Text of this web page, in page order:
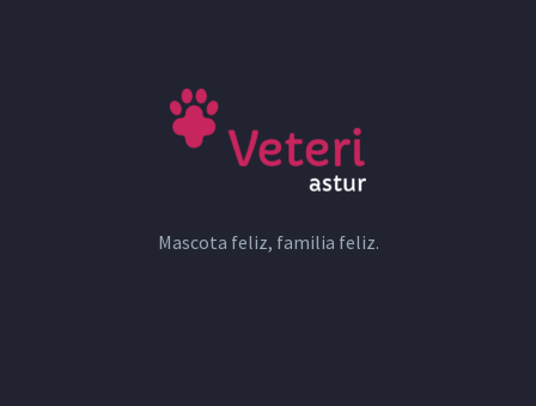
Mascota feliz, familia feliz.